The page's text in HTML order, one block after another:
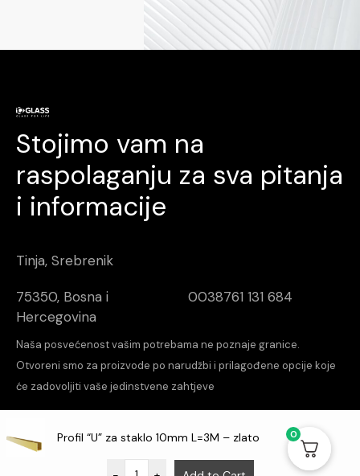
Stojimo vam na
raspolaganju za sva pitanja
i informacije
Tinja, Srebrenik
75350, Bosna i
Hercegovina
0038761 131 684
Naša posvećenost vašim potrebama ne poznaje granice.
Otvoreni smo za proizvode po narudžbi i prilagođene opcije koje
će zadovoljiti vaše jedinstvene zahtjeve
Aktuelnosti
Profil “U” za staklo 10mm L=3M – zlato 0